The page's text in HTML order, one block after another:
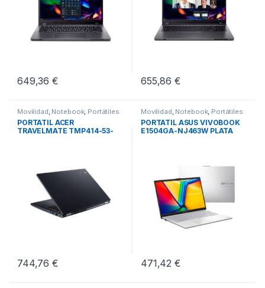
649,36€ 655,86€
Movilidad, Notebook, Portátiles
PORTATIL ACER
TRAVELMATE TMP414-53-
744,76€
Movilidad, Notebook, Portátiles
PORTATIL ASUS VIVOBOOK
E1504GA-NJ463W PLATA
471,42€